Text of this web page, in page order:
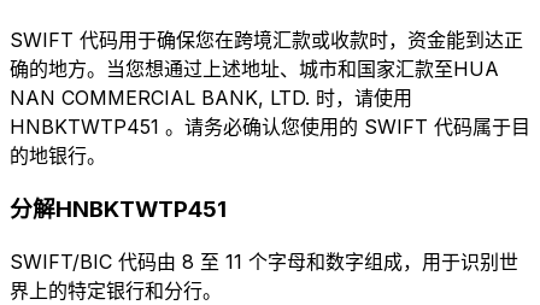
SWIFT 代码用于确保您在跨境汇款或收款时，资金能到达正
确的地方。当您想通过上述地址、城市和国家汇款至HUA
NAN COMMERCIAL BANK, LTD. 时，请使用
HNBKTWTP451 。请务必确认您使用的 SWIFT 代码属于目
的地银行。
分解HNBKTWTP451
SWIFT/BIC 代码由 8 至 11 个字母和数字组成，用于识别世
界上的特定银行和分行。